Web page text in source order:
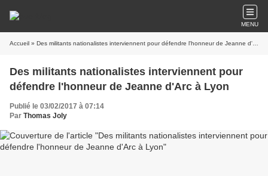
MENU
Accueil » Des militants nationalistes interviennent pour défendre l'honneur de Jeanne d'Arc à Lyon
Des militants nationalistes interviennent pour
défendre l'honneur de Jeanne d'Arc à Lyon
Publié le 03/02/2017 à 07:14
Par Thomas Joly